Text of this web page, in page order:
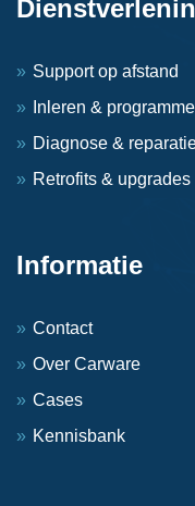
Support op afstand
Inleren &
Diagnose &
Retrofits & upgrades
Informatie
Contact
Over Carware
Cases
Kennisbank